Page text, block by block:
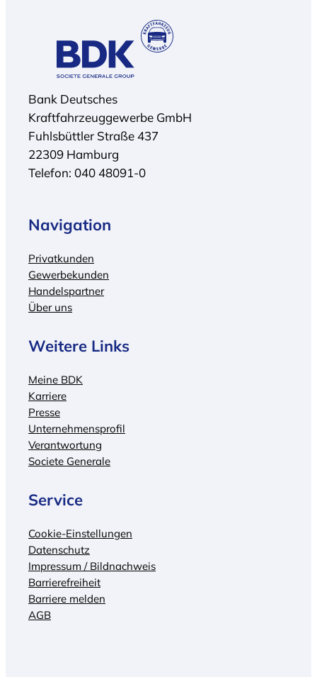
Bank Deutsches
Kraftfahrzeuggewerbe GmbH
Fuhlsbüttler Straße 437
22309 Hamburg
Telefon: 040 48091-0
Navigation
Privatkunden
Gewerbekunden
Handelspartner
Über uns
Weitere Links
Meine BDK
Karriere
Presse
Unternehmensprofil
Verantwortung
Societe Generale
Service
Cookie-Einstellungen
Datenschutz
Impressum / Bildnachweis
Barrierefreiheit
Barriere melden
AGB